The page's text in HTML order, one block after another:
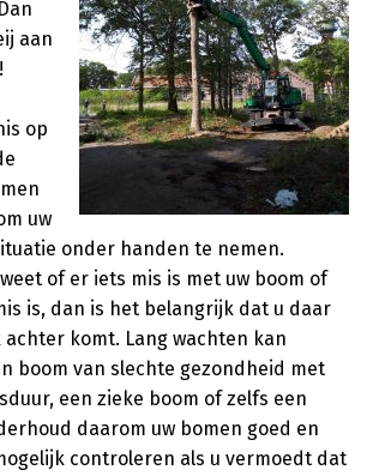
aan
op
uw
onder handen te nemen.
of er iets mis is met uw boom of
is, dan is het belangrijk dat u daar
achter komt. Lang wachten kan
boom van slechte gezondheid met
een zieke boom of zelfs een
daarom uw bomen goed en
controleren als u vermoedt dat